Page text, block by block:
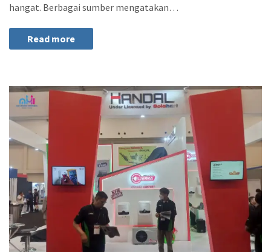
hangat. Berbagai sumber mengatakan…
Read more